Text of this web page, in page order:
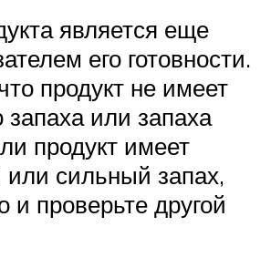
является еще
его готовности.
продукт не имеет
запаха или запаха
продукт имеет
сильный запах,
и проверьте другой